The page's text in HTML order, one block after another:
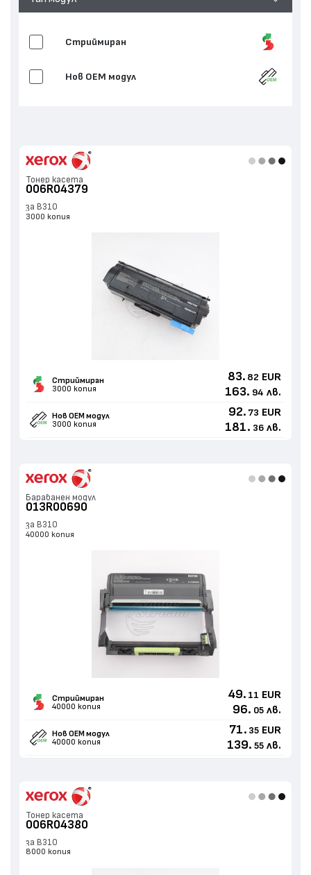
Стриймиран
Нов ОЕМ модул
Тонер касета
006R04379
за B310
3000 копия
Стриймиран
3000 копия
83. 82 EUR
163. 94 лв.
Нов ОЕМ модул
3000 копия
92. 73 EUR
181. 36 лв.
Барабанен модул
013R00690
за B310
40000 копия
Стриймиран
40000 копия
49. 11 EUR
96. 05 лв.
Нов ОЕМ модул
40000 копия
71. 35 EUR
139. 55 лв.
Тонер касета
006R04380
за B310
8000 копия